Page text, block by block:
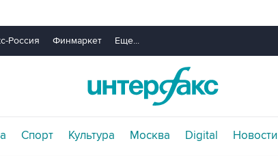
Россия Финмаркет Еще...
Спорт Культура Москва Digital Новости